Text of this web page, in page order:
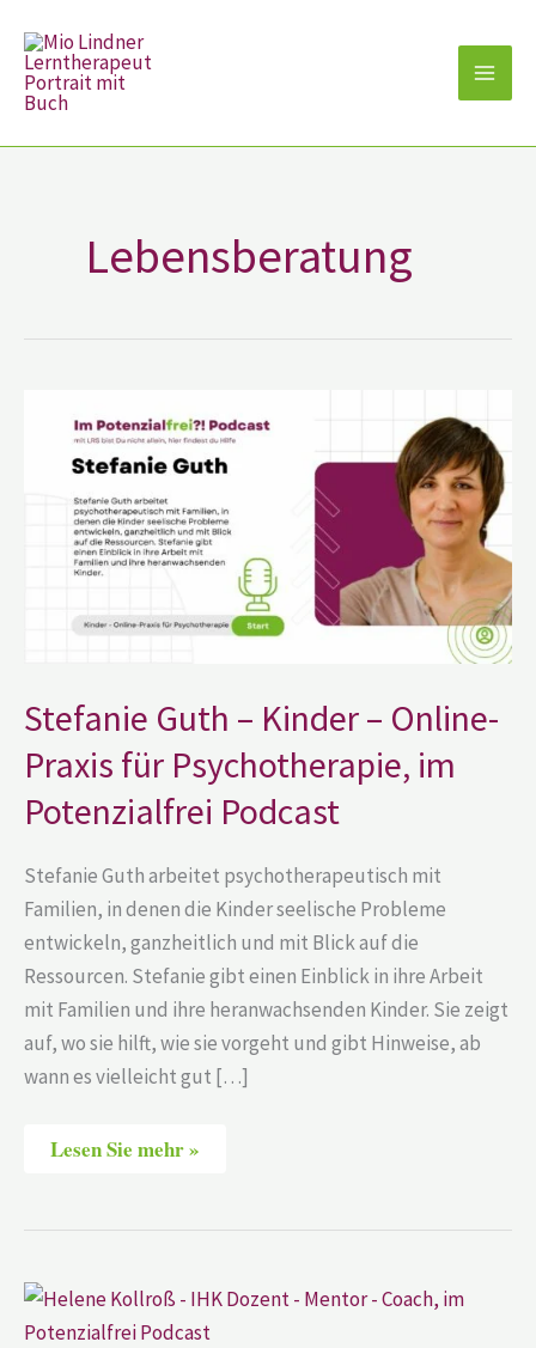
Inhalt
springen
Lebensberatung
Stefanie Guth – Kinder – Online-
Praxis für Psychotherapie, im
Potenzialfrei Podcast
Stefanie Guth arbeitet psychotherapeutisch mit
Familien, in denen die Kinder seelische Probleme
entwickeln, ganzheitlich und mit Blick auf die
Ressourcen. Stefanie gibt einen Einblick in ihre Arbeit
mit Familien und ihre heranwachsenden Kinder. Sie zeigt
auf, wo sie hilft, wie sie vorgeht und gibt Hinweise, ab
wann es vielleicht gut […]
Guth
Kinder
Online-
Praxis
für
Psychotherapie,
Podcast
Lesen Sie mehr »
Helene
Kollroß
–